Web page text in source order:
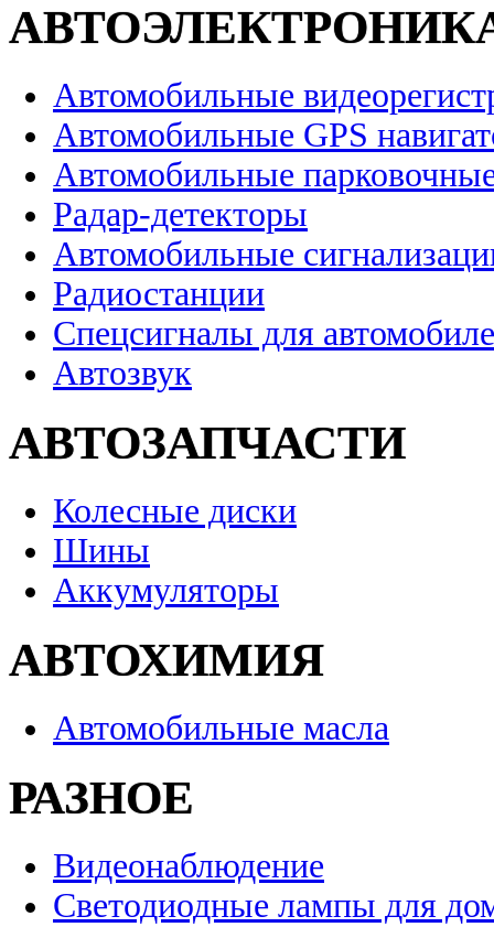
Автомобильные
Автомобильные GPS
Автомобильные
Радар-детекторы
Автомобильные
Радиостанции
Спецсигналы для
Автозвук
АВТОЗАПЧАСТИ
Колесные диски
Шины
Аккумуляторы
АВТОХИМИЯ
Автомобильные масла
РАЗНОЕ
Видеонаблюдение
Светодиодные лампы для